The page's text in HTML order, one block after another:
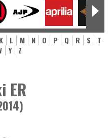
K L M N O P Q R S
T
Y Z
ER